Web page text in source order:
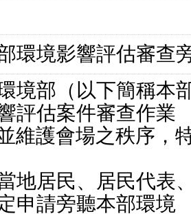
環境影響評估審查
境部（以下簡稱本
評估案件審查作業
地居民、居民代表
申請旁聽本部環境